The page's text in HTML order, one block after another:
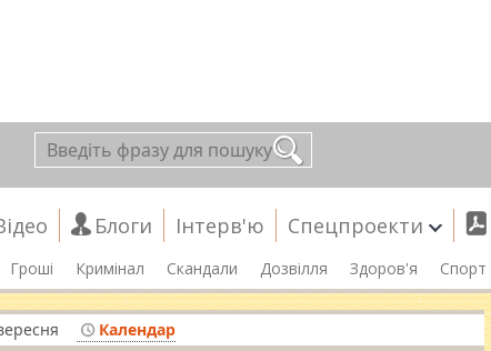
Блоги Інтерв'ю Спецпроекти
Гроші Кримінал Скандали Дозвілля Здоров'я Спорт
Календар